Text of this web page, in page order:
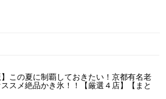
】この夏に制覇しておきたい！京都有名老
スメ絶品かき氷！！【厳選４店】【まと